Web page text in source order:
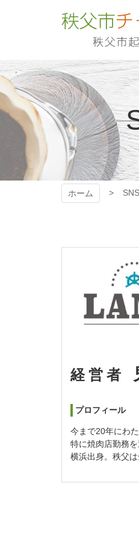
本
文
へ
ス
秩父市
ョップ
支援プ
ホーム
経営者
プロフィール
今まで20年にわ
特に焼肉店勤務
横浜出身。秩父は